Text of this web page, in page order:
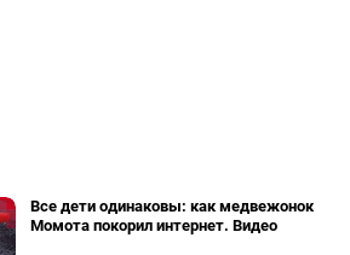
Все дети одинаковы: как медвежонок
Момота покорил интернет. Видео